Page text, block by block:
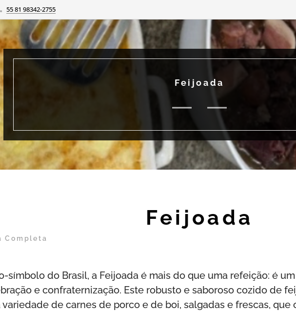
55 81 98342-2755
Feijoada
Feijoada
Completa
símbolo do Brasil, a Feijoada é mais do que uma refeição: é
e confraternização. Este robusto e saboroso cozido de
variedade de carnes de porco e de boi, salgadas e frescas,